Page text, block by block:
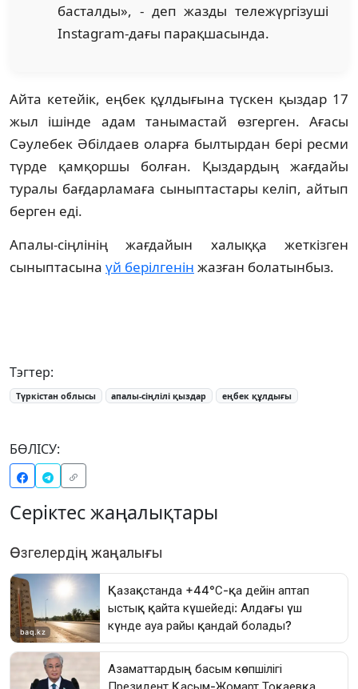
басталды», - деп жазды тележүргізуші
Instagram-дағы парақшасында.
Айта кетейік, еңбек құлдығына түскен қыздар 17
жыл ішінде адам танымастай өзгерген. Ағасы
Cәулебек Әбілдаев оларға былтырдан бері ресми
түрде қамқоршы болған. Қыздардың жағдайы
туралы бағдарламаға сыныптастары келіп, айтып
берген еді.
Апалы-сіңлінің жағдайын халыққа жеткізген
сыныптасына үй берілгенін жазған болатынбыз.
Тэгтер:
Түркістан облысы апалы-сіңлілі қыздар еңбек құлдығы
БӨЛІСУ:
Серіктес жаңалықтары